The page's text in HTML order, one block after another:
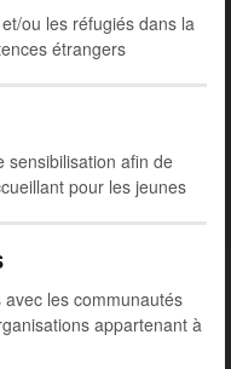
ou les réfugiés dans la
étrangers
sensibilisation afin de
pour les jeunes
les communautés
appartenant à